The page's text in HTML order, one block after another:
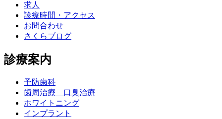
求人
診療時間・アクセス
お問合わせ
さくらブログ
診療案内
予防歯科
歯周治療 口臭治療
ホワイトニング
インプラント